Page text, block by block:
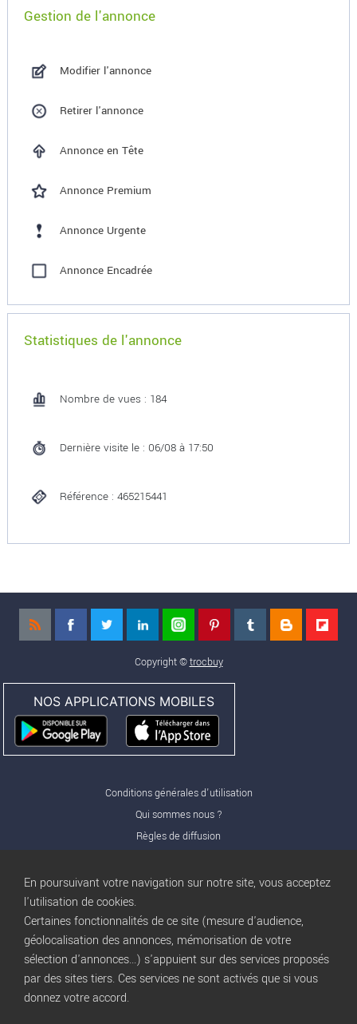
Gestion de l'annonce
Modifier l'annonce
Retirer l'annonce
Annonce en Tête
Annonce Premium
Annonce Urgente
Annonce Encadrée
Statistiques de l'annonce
Nombre de vues : 184
Dernière visite le : 06/08 à 17:50
Référence : 465215441
Copyright ©trocbuy
NOS APPLICATIONS MOBILES
Conditions générales d'utilisation
Qui sommes nous ?
Règles de diffusion
Nos offres Pro
Publicité
Conditions d’Utilisation
Privacy Policy
Blogtrocbuy
En poursuivant votre navigation sur notre site, vous acceptez
l'utilisation de cookies.
Certaines fonctionnalités de ce site (mesure d'audience,
géolocalisation des annonces, mémorisation de votre
sélection d'annonces...) s'appuient sur des services proposés
par des sites tiers. Ces services ne sont activés que si vous
donnez votre accord.